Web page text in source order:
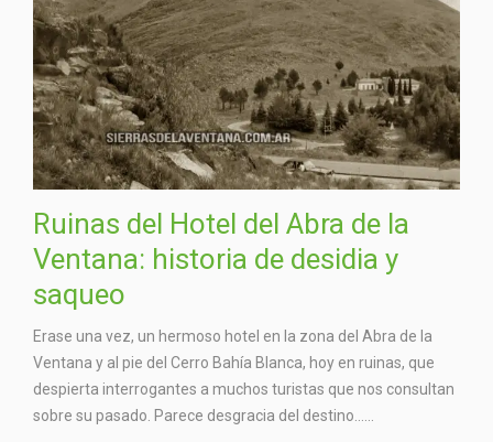
Ruinas del Hotel del Abra de la
Ventana: historia de desidia y
saqueo
Erase una vez, un hermoso hotel en la zona del Abra de la
Ventana y al pie del Cerro Bahía Blanca, hoy en ruinas, que
despierta interrogantes a muchos turistas que nos consultan
sobre su pasado. Parece desgracia del destino…...